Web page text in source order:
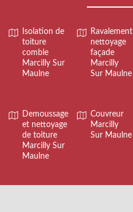
Isolation de
toiture
comble
Marcilly Sur
Maulne
Ravalement
nettoyage
façade
Marcilly
Sur Maulne
Demoussage
et nettoyage
de toiture
Marcilly Sur
Maulne
Couvreur
Marcilly
Sur Maulne